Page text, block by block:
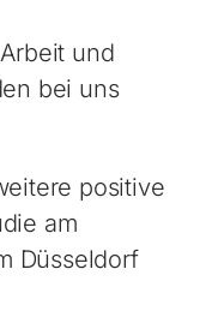
und
bei uns
positive
am
Düsseldorf